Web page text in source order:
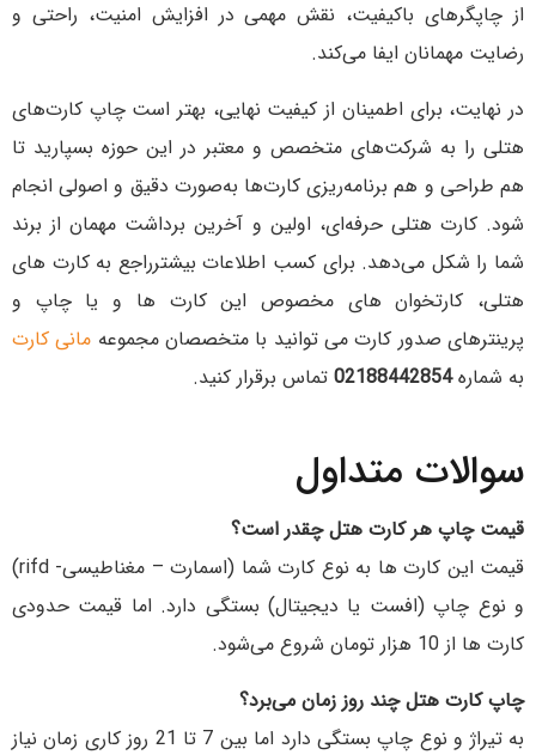
از چاپگرهای باکیفیت، نقش مهمی در افزایش امنیت، راحتی و
رضایت مهمانان ایفا می‌کند.
در نهایت، برای اطمینان از کیفیت نهایی، بهتر است چاپ کارت‌های
هتلی را به شرکت‌های متخصص و معتبر در این حوزه بسپارید تا
هم طراحی و هم برنامه‌ریزی کارت‌ها به‌صورت دقیق و اصولی انجام
شود. کارت هتلی حرفه‌ای، اولین و آخرین برداشت مهمان از برند
شما را شکل می‌دهد. برای کسب اطلاعات بیشترراجع به کارت های
هتلی، کارتخوان های مخصوص این کارت ها و یا چاپ و
پرینترهای صدور کارت می توانید با متخصصان مجموعه مانی کارت
به شماره02188442854 تماس برقرار کنید.
سوالات متداول
قیمت چاپ هر کارت هتل چقدر است؟
قیمت این کارت ها به نوع کارت شما (اسمارت – مغناطیسی- rifd)
و نوع چاپ (افست یا دیجیتال) بستگی دارد. اما قیمت حدودی
کارت ها از 10 هزار تومان شروع می‌شود.
چاپ کارت هتل چند روز زمان می‌برد؟
به تیراژ و نوع چاپ بستگی دارد اما بین 7 تا 21 روز کاری زمان نیاز